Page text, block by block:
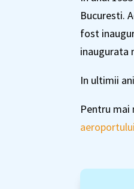
Bucuresti.
fost
inaugurata
In ultimii
Pentru
aeroportului